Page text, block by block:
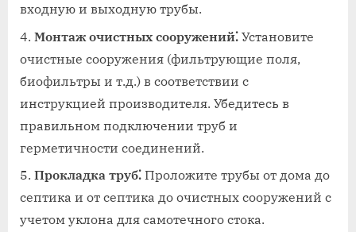
входную и выходную трубы.
Монтаж очистных сооружений⁚ Установите
очистные сооружения (фильтрующие поля‚
биофильтры и т.д.) в соответствии с
инструкцией производителя. Убедитесь в
правильном подключении труб и
герметичности соединений.
Прокладка труб⁚ Проложите трубы от дома до
септика и от септика до очистных сооружений с
учетом уклона для самотечного стока.